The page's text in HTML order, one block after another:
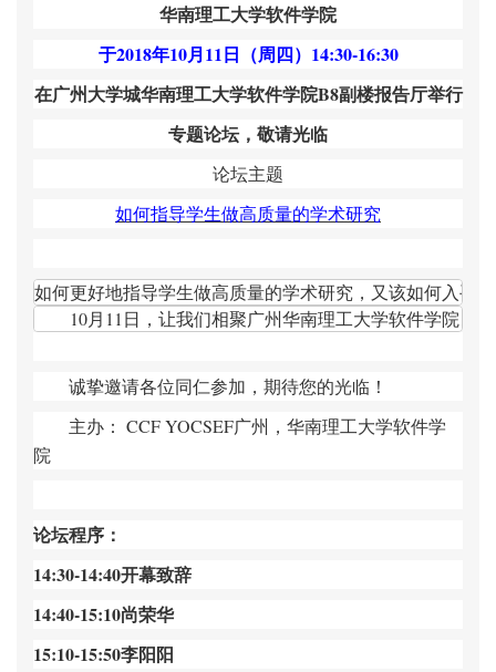
华南理工大学软件学院
于2018年10月11日（周四）14:30-16:30
在广州大学城华南理工大学软件学院B8副楼报告厅举行
专题论坛，敬请光临
论坛主题
如何指导学生做高质量的学术研究
如何更好地指导学生做高质量的学术研究，又该如何入手
10月11日，让我们相聚广州华南理工大学软件学院，
诚挚邀请各位同仁参加，期待您的光临！
主办： CCF YOCSEF广州，华南理工大学软件学
院
论坛程序：
14:30-14:40开幕致辞
14:40-15:10尚荣华
15:10-15:50李阳阳